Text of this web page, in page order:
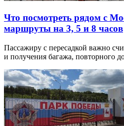
Что посмотреть рядом с
маршруты на 3, 5 и 8 часов
Пассажиру с пересадкой важно
и получения багажа, повторного